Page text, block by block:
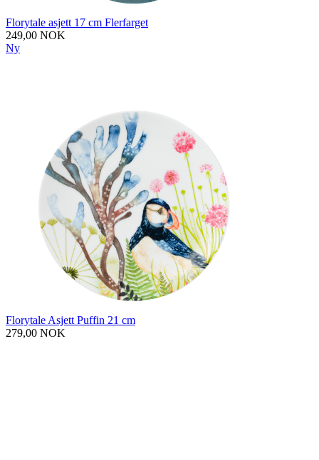
Florytale asjett 17 cm Flerfarget
249,00 NOK
Ny
Florytale Asjett Puffin 21 cm
279,00 NOK